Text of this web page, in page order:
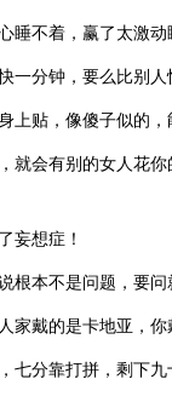
不着，赢了太激动
一分钟，要么比别人
贴，像傻子似的，
就会有别的女人花
妄想症！
根本不是问题，要问
戴的是卡地亚，你
分靠打拼，剩下九